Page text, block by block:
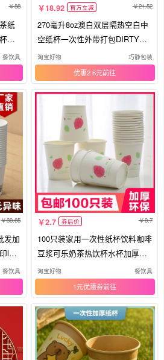
88
纸
子
餐饮具
18.92 官方立减 21.52
270毫升8oz澳白双层隔热空白中
空纸杯一次性外带打包DIRTY杯
现货
淘宝好物 巧静包装
优惠2.6元
33.85
发加
log
餐饮具
2.7 券后价 3.7
100只装家用一次性纸杯饮料咖啡
豆浆可乐奶茶热饮杯水杯加厚杯
子
淘宝好物 餐饮具
1元优惠券